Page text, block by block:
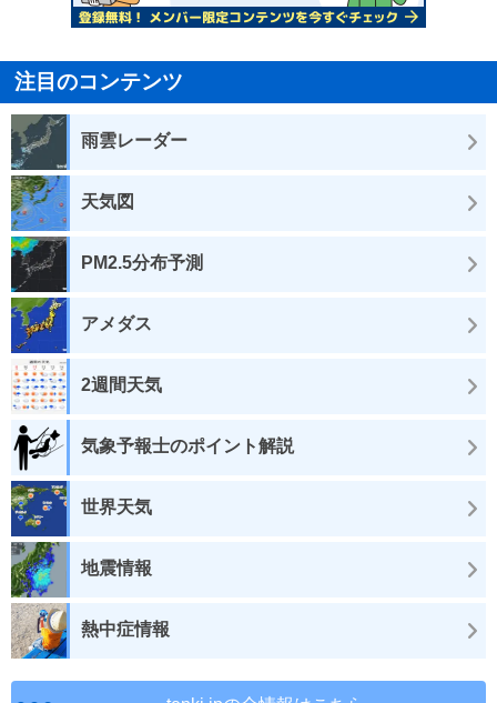
注目のコンテンツ
雨雲レーダー
天気図
PM2.5分布予測
アメダス
2週間天気
気象予報士のポイント解説
世界天気
地震情報
熱中症情報